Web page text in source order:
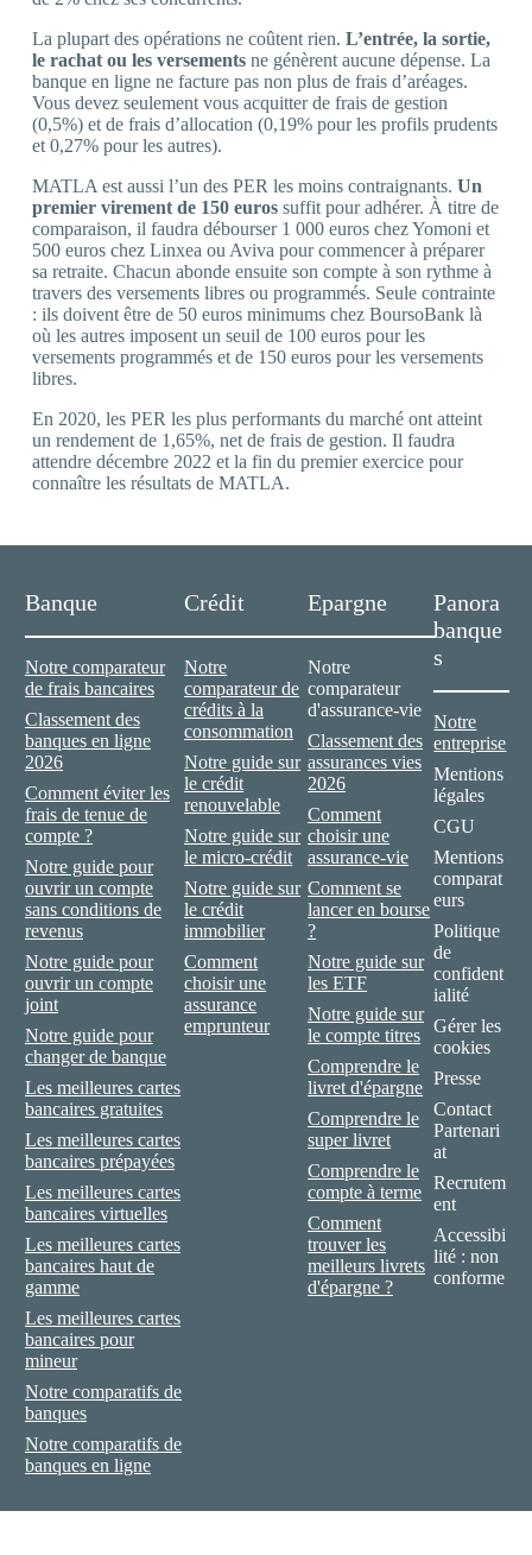
La plupart des opérations ne coûtent rien. L’entrée, la sortie,
le rachat ou les versements ne génèrent aucune dépense. La
banque en ligne ne facture pas non plus de frais d’aréages.
Vous devez seulement vous acquitter de frais de gestion
(0,5%) et de frais d’allocation (0,19% pour les profils prudents
et 0,27% pour les autres).
MATLA est aussi l’un des PER les moins contraignants. Un
premier virement de 150 euros suffit pour adhérer. À titre de
comparaison, il faudra débourser 1 000 euros chez Yomoni et
500 euros chez Linxea ou Aviva pour commencer à préparer
sa retraite. Chacun abonde ensuite son compte à son rythme à
travers des versements libres ou programmés. Seule contrainte
: ils doivent être de 50 euros minimums chez BoursoBank là
où les autres imposent un seuil de 100 euros pour les
versements programmés et de 150 euros pour les versements
libres.
En 2020, les PER les plus performants du marché ont atteint
un rendement de 1,65%, net de frais de gestion. Il faudra
attendre décembre 2022 et la fin du premier exercice pour
connaître les résultats de MATLA.
Banque
Notre comparateur
de frais bancaires
Classement des
banques en ligne
2026
Comment éviter les
frais de tenue de
compte ?
Notre guide pour
ouvrir un compte
sans conditions de
revenus
Notre guide pour
ouvrir un compte
joint
Notre guide pour
changer de banque
Les meilleures cartes
bancaires gratuites
Les meilleures cartes
bancaires prépayées
Les meilleures cartes
bancaires virtuelles
Les meilleures cartes
bancaires haut de
gamme
Les meilleures cartes
bancaires pour
mineur
Notre comparatifs de
banques
Notre comparatifs de
banques en ligne
Crédit
Notre
comparateur de
crédits à la
consommation
Notre guide sur
le crédit
renouvelable
Notre guide sur
le micro-crédit
Notre guide sur
le crédit
immobilier
Comment
choisir une
assurance
emprunteur
Epargne
Notre
comparateur
d'assurance-vie
Classement des
assurances vies
2026
Comment
choisir une
assurance-vie
Comment se
lancer en bourse
?
Notre guide sur
les ETF
Notre guide sur
le compte titres
Comprendre le
livret d'épargne
Comprendre le
super livret
Comprendre le
compte à terme
Comment
trouver les
meilleurs livrets
d'épargne ?
Panora
banque
s
Notre
entreprise
Mentions
légales
CGU
Mentions
comparat
eurs
Politique
de
confident
ialité
Gérer les
cookies
Presse
Contact
Partenari
at
Recrutem
ent
Accessibi
lité : non
conforme